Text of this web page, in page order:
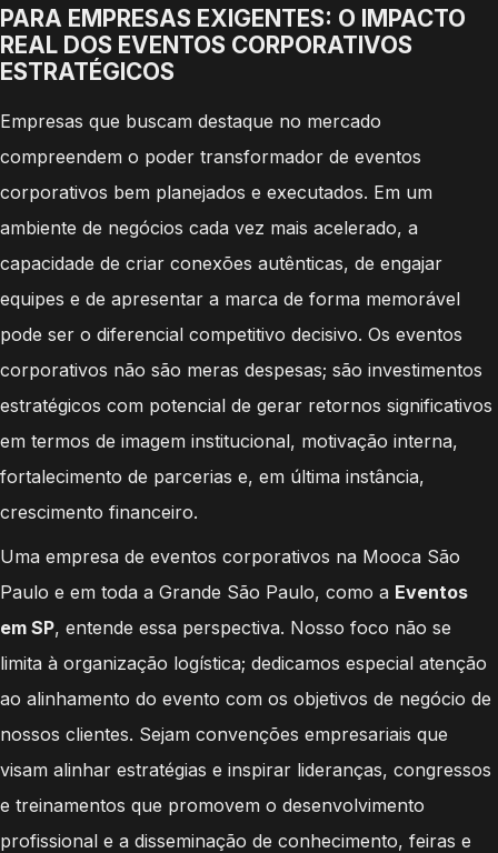
PARA EMPRESAS EXIGENTES: O IMPACTO
REAL DOS EVENTOS CORPORATIVOS
ESTRATÉGICOS
Empresas que buscam destaque no mercado
compreendem o poder transformador de eventos
corporativos bem planejados e executados. Em um
ambiente de negócios cada vez mais acelerado, a
capacidade de criar conexões autênticas, de engajar
equipes e de apresentar a marca de forma memorável
pode ser o diferencial competitivo decisivo. Os eventos
corporativos não são meras despesas; são investimentos
estratégicos com potencial de gerar retornos significativos
em termos de imagem institucional, motivação interna,
fortalecimento de parcerias e, em última instância,
crescimento financeiro.
Uma empresa de eventos corporativos na Mooca São
Paulo e em toda a Grande São Paulo, como a Eventos
em SP, entende essa perspectiva. Nosso foco não se
limita à organização logística; dedicamos especial atenção
ao alinhamento do evento com os objetivos de negócio de
nossos clientes. Sejam convenções empresariais que
visam alinhar estratégias e inspirar lideranças, congressos
e treinamentos que promovem o desenvolvimento
profissional e a disseminação de conhecimento, feiras e